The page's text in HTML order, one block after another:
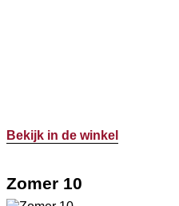
Bekijk in de winkel
Zomer 10